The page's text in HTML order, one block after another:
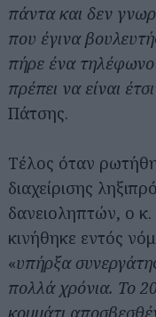
πάντα και δεν
που έγινα
πήρε ένα τηλέφωνο
πρέπει να είναι
Πάτσης.
Τέλος όταν
διαχείρισης
δανειοληπτών, ο
κινήθηκε εντός
«υπήρξα
πολλά χρόνια. Το
κομμάτι